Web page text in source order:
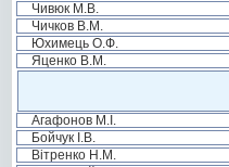
Чивюк М.В.
Чичков В.М.
Юхимець О.Ф.
Яценко В.М.
Агафонов М.І.
Бойчук І.В.
Вітренко Н.М.